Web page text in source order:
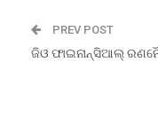
PREV POST
ଜିଓ ଫାଇନାନ୍ସିଆଲ୍